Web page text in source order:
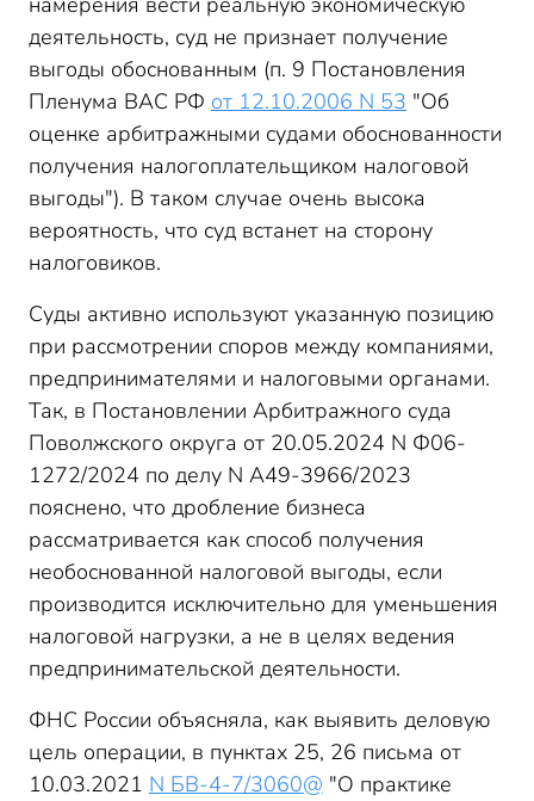
деятельность, суд не признает получение
выгоды обоснованным (п. 9 Постановления
Пленума ВАС РФ от 12.10.2006 N 53 "Об
оценке арбитражными судами обоснованности
получения налогоплательщиком налоговой
выгоды"). В таком случае очень высока
вероятность, что суд встанет на сторону
налоговиков.
Суды активно используют указанную позицию
при рассмотрении споров между компаниями,
предпринимателями и налоговыми органами.
Так, в Постановлении Арбитражного суда
Поволжского округа от 20.05.2024 N Ф06-
1272/2024 по делу N А49-3966/2023
пояснено, что дробление бизнеса
рассматривается как способ получения
необоснованной налоговой выгоды, если
производится исключительно для уменьшения
налоговой нагрузки, а не в целях ведения
предпринимательской деятельности.
ФНС России объясняла, как выявить деловую
цель операции, в пунктах 25, 26 письма от
10.03.2021 N БВ-4-7/3060@ "О практике